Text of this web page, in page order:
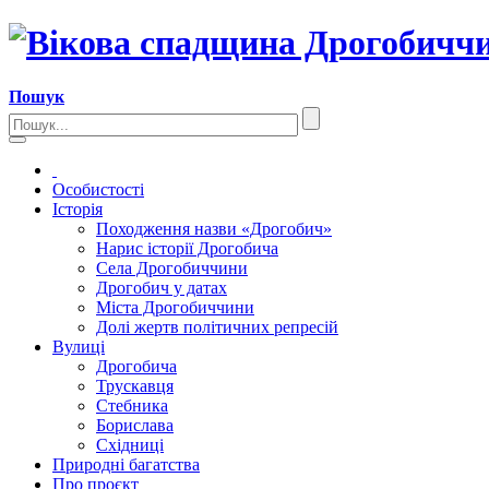
Пошук
Особистості
Історія
Походження назви «Дрогобич»
Нарис історії Дрогобича
Села Дрогобиччини
Дрогобич у датах
Міста Дрогобиччини
Долі жертв політичних репресій
Вулиці
Дрогобича
Трускавця
Стебника
Борислава
Східниці
Природні багатства
Про проєкт